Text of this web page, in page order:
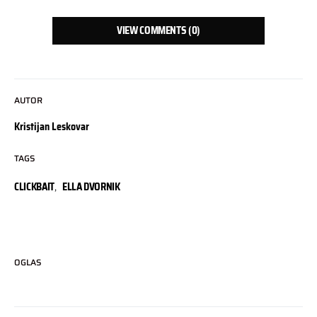
AUTOR
Kristijan Leskovar
TAGS
CLICKBAIT, ELLA DVORNIK
VIEW COMMENTS (0)
OGLAS